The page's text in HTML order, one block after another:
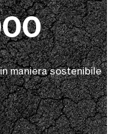
maniera sostenibile